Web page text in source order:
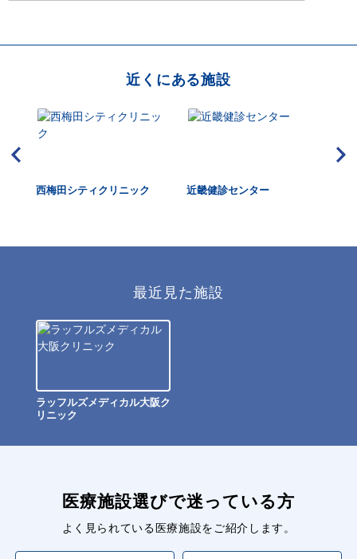
近くにある施設
西梅田シティクリニック 近畿健診センター
最近見た施設
ラッフルズメディカル大阪ク
リニック
医療施設選びで迷っている方
よく見られている医療施設をご紹介します。